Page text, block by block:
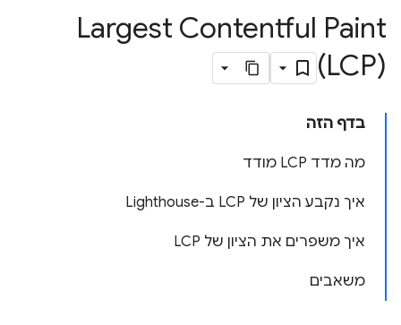
Largest Contentful Paint
‏(LCP)
בדף הזה
מה מדד LCP מודד
איך נקבע הציון של LCP ב-Lighthouse
איך משפרים את הציון של LCP
משאבים